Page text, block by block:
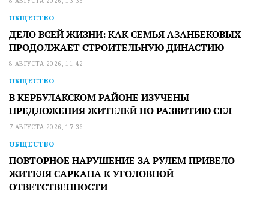
ОБЩЕСТВО
ДЕЛО ВСЕЙ ЖИЗНИ: КАК СЕМЬЯ АЗАНБЕКОВЫХ
ПРОДОЛЖАЕТ СТРОИТЕЛЬНУЮ ДИНАСТИЮ
8 АВГУСТА 2026, 11:42
ОБЩЕСТВО
В КЕРБУЛАКСКОМ РАЙОНЕ ИЗУЧЕНЫ
ПРЕДЛОЖЕНИЯ ЖИТЕЛЕЙ ПО РАЗВИТИЮ СЕЛ
7 АВГУСТА 2026, 17:36
ОБЩЕСТВО
ПОВТОРНОЕ НАРУШЕНИЕ ЗА РУЛЕМ ПРИВЕЛО
ЖИТЕЛЯ САРКАНА К УГОЛОВНОЙ
ОТВЕТСТВЕННОСТИ